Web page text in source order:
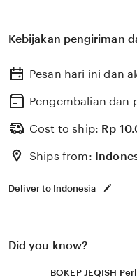
vokal teknik panduan
limited banget
bakar dan
sangat film lokal
Kebijakan pengiriman
Pesan hari ini dan
Pengembalian dan
Cost to ship: Rp
Ships from:
Deliver to Indonesia
Did you know?
BOKEP JEQISH